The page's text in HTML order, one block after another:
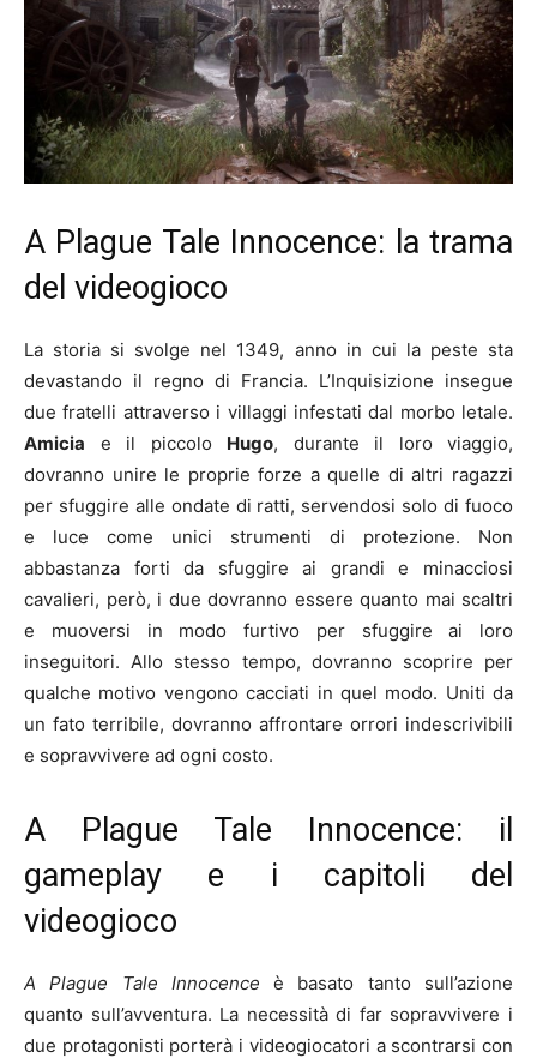
A Plague Tale Innocence: la trama
del videogioco
La storia si svolge nel 1349, anno in cui la peste sta
devastando il regno di Francia. L’Inquisizione insegue
due fratelli attraverso i villaggi infestati dal morbo letale.
Amicia e il piccolo Hugo, durante il loro viaggio,
dovranno unire le proprie forze a quelle di altri ragazzi
per sfuggire alle ondate di ratti, servendosi solo di fuoco
e luce come unici strumenti di protezione. Non
abbastanza forti da sfuggire ai grandi e minacciosi
cavalieri, però, i due dovranno essere quanto mai scaltri
e muoversi in modo furtivo per sfuggire ai loro
inseguitori. Allo stesso tempo, dovranno scoprire per
qualche motivo vengono cacciati in quel modo. Uniti da
un fato terribile, dovranno affrontare orrori indescrivibili
e sopravvivere ad ogni costo.
A Plague Tale Innocence: il
gameplay e i capitoli del
videogioco
A Plague Tale Innocenceè basato tanto sull’azione
quanto sull’avventura. La necessità di far sopravvivere i
due protagonisti porterà i videogiocatori a scontrarsi con